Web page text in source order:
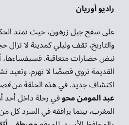
راديو أوريان
على سفح جبل زرهون، حيث تمتد
والتاريخ، تقف وليلي كمدينة لا
نبض حضارات متعاقبة. فسيفساءها،
القديمة تروي قصصًا لا تهرم، وتعيد
اكتشاف جديد. في هذه الحلقة من
عبد المومن محوفي رحلة داخل أحد
المغرب، بينما يرافقه في السرد كل